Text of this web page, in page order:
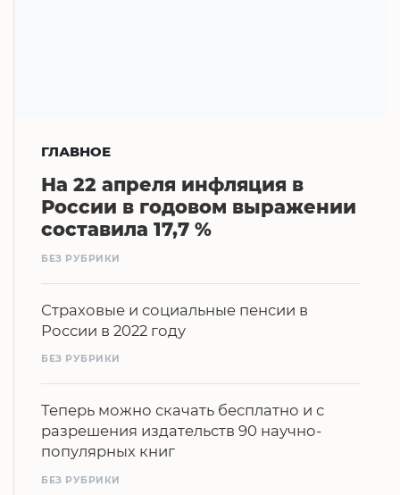
ГЛАВНОЕ
На 22 апреля инфляция в
России в годовом выражении
составила 17,7 %
БЕЗ РУБРИКИ
Страховые и социальные пенсии в
России в 2022 году
БЕЗ РУБРИКИ
Теперь можно скачать бесплатно и с
разрешения издательств 90 научно-
популярных книг
БЕЗ РУБРИКИ